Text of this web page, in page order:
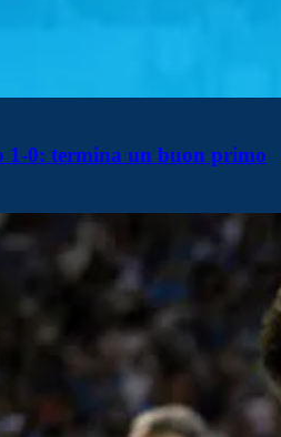
0: termina un buon primo